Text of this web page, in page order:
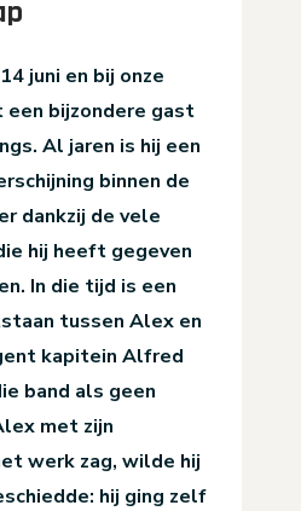
juni en bij onze
bijzondere gast
Al jaren is hij een
binnen de
dankzij de vele
hij heeft gegeven
In die tijd is een
tussen Alex en
kapitein Alfred
band als geen
met zijn
werk zag, wilde hij
hij ging zelf